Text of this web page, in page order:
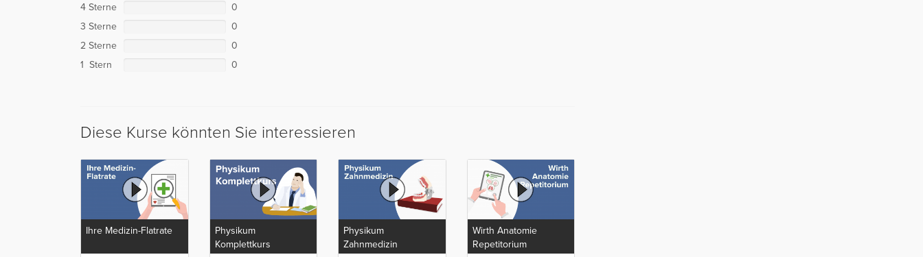
4 Sterne
0
3 Sterne
0
2 Sterne
0
1 Stern
0
Diese Kurse könnten Sie interessieren
Ihre Medizin-Flatrate
Physikum
Komplettkurs
Physikum
Zahnmedizin
Wirth Anatomie
Repetitorium